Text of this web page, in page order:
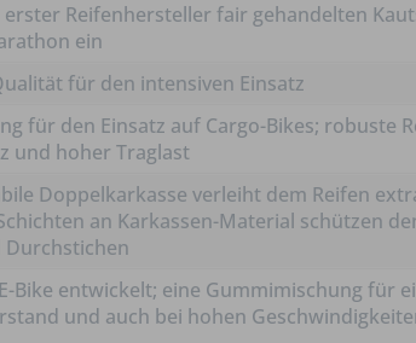
erster Reifenhersteller fair gehandelten
ein
für den intensiven Einsatz
für den Einsatz auf Cargo-Bikes; robuste
und hoher Traglast
Doppelkarkasse verleiht dem Reifen
an Karkassen-Material schützen
Durchstichen
Bike entwickelt; eine Gummimischung für
und auch bei hohen